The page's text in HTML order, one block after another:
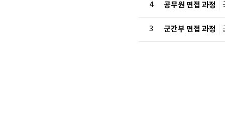
4 공무원 면접 과정
3 군간부 면접 과정